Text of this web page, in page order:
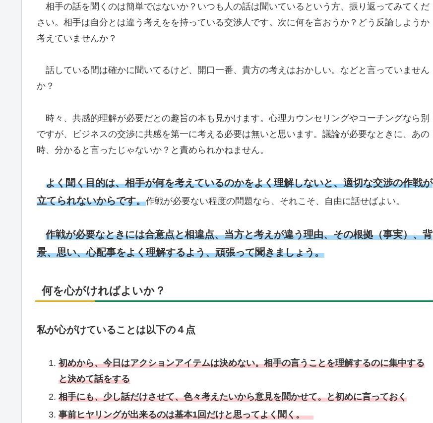
相手の話を聞くのは簡単ではないか？いつも人の話は聞いているという方、振り返ってみてくだ
さい。相手は自分とは違う考えをを持っている交渉人です。次に何を言おうか？どう反論しようか
考えていませんか？
話している間は確かに聞いてるけど、開口一番、貴方の考えはおかしい。などと言っていません
か？
時々、共感的理解が必要だとの趣旨の本も見かけます。心理カウンセリングやコーチングなら別
ですが、ビジネスの交渉に共感を第一に考える必要は無いと思います。議論が必要なときに、あの
時、分かると言ったじゃないか？と責められかねません。
よく聞く目的は、相手が何を考えているのかをよく理解しないと、適切な交渉の作戦が
立てられないからです。作戦が必要ない程度の問題なら、それこそ、自由に話せばよい。
作戦が必要なときには合意点と相違点、当方と考えが違う理由、その根拠（事実）、背
景、思い、心配事をよく理解するよう、頑張って聞きましょう。
何を心がければよいか？
私が心がけていることは以下の４点
初めから、今日はアクションアイテムは決めない。相手の言うことを理解するのに集中する
と決めて話をする
相手にも、少し話だけさせて、色々考えたいから意見を聞かせて。と初めに言っておく
事前ヒヤリングが出来るのは基本1回だけと思ってよく聞く。